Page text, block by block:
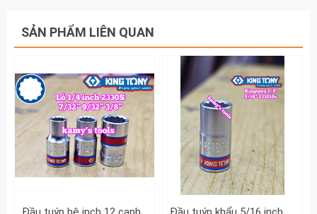
- 9 đầu vít bông 1/4" dài 25mm: T8H, T9H,
T10H, T15H, T20H, T25H, T27H, T30H, T40H
(1025U)
- 8 đầu lục giác 1/4" dài 25mm: H2.5, H3, H4,
H5, H6, H7, H8, H10 (1025H)
- 6 đầu vít dẹp 1/4" dài 25mm: 4, 5, 6, 7, 8
SẢN PHẨM LIÊN QUAN